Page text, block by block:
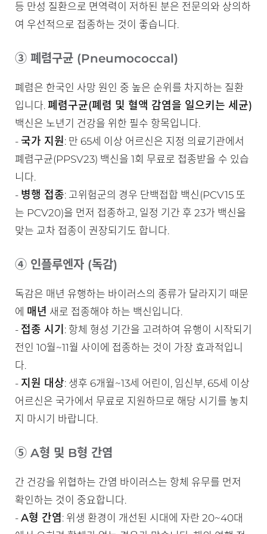
등 만성 질환으로 면역력이 저하된 분은 전문의와 상의하
여 우선적으로 접종하는 것이 좋습니다.
③ 폐렴구균 (Pneumococcal)
폐렴은 한국인 사망 원인 중 높은 순위를 차지하는 질환
입니다. 폐렴구균(폐렴 및 혈액 감염을 일으키는 세균)
백신은 노년기 건강을 위한 필수 항목입니다.
- 국가 지원: 만 65세 이상 어르신은 지정 의료기관에서
폐렴구균(PPSV23) 백신을 1회 무료로 접종받을 수 있습
니다.
- 병행 접종: 고위험군의 경우 단백접합 백신(PCV15 또
는 PCV20)을 먼저 접종하고, 일정 기간 후 23가 백신을
맞는 교차 접종이 권장되기도 합니다.
④ 인플루엔자 (독감)
독감은 매년 유행하는 바이러스의 종류가 달라지기 때문
에 매년 새로 접종해야 하는 백신입니다.
- 접종 시기 : 항체 형성 기간을 고려하여 유행이 시작되기
전인 10월~11월 사이에 접종하는 것이 가장 효과적입니
다.
- 지원 대상: 생후 6개월~13세 어린이, 임신부, 65세 이상
어르신은 국가에서 무료로 지원하므로 해당 시기를 놓치
지 마시기 바랍니다.
⑤ A형 및 B형 간염
간 건강을 위협하는 간염 바이러스는 항체 유무를 먼저
확인하는 것이 중요합니다.
- A형 간염: 위생 환경이 개선된 시대에 자란 20~40대